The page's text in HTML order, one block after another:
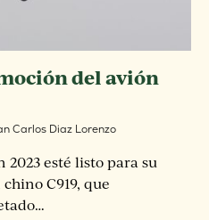
del avión
Carlos Diaz Lorenzo
esté listo para su
C919, que